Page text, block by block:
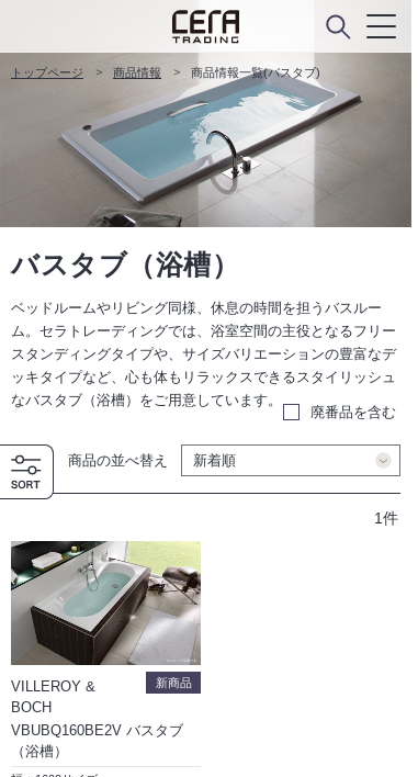
トップページ 商品情報 商品情報一覧(バスタブ)
バスタブ（浴槽）
ベッドルームやリビング同様、休息の時間を担うバスルー
ム。セラトレーディングでは、浴室空間の主役となるフリー
スタンディングタイプや、サイズバリエーションの豊富なデ
ッキタイプなど、心も体もリラックスできるスタイリッシュ
なバスタブ（浴槽）をご用意しています。
廃番品を含む
商品の並べ替え
1件
新商品
VILLEROY &
BOCH
VBUBQ160BE2V バスタブ
（浴槽）